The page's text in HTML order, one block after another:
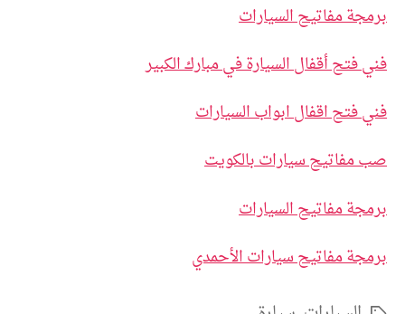
برمجة مفاتيح السيارات
فني فتح أقفال السيارة في مبارك الكبير
فني فتح اقفال ابواب السيارات
صب مفاتيح سيارات بالكويت
برمجة مفاتيح السيارات
برمجة مفاتيح سيارات الأحمدي